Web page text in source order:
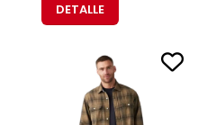
DETALLE